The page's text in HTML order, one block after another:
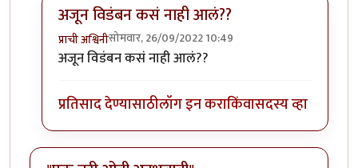
अजून विडंबन कसं नाही आलं??
प्राची अश्विनीसोमवार, 26/09/2022 10:49
In reply toमस्तbyज्ञानोबाचे पैजार
अजून विडंबन कसं नाही आलं??
प्रतिसाद देण्यासाठीलॉग इन कराकिंवासदस्य व्हा